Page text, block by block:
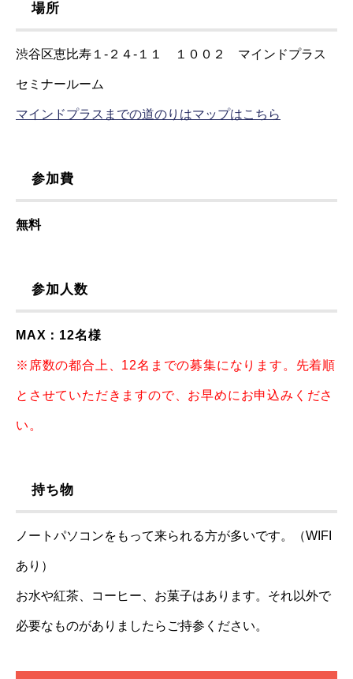
場所
渋谷区恵比寿１-２４-１１ １００２ マインドプラス
セミナールーム
マインドプラスまでの道のりはマップはこちら
参加費
無料
参加人数
MAX：12名様
※席数の都合上、12名までの募集になります。先着順
とさせていただきますので、お早めにお申込みくださ
い。
持ち物
ノートパソコンをもって来られる方が多いです。（WIFI
あり）
お水や紅茶、コーヒー、お菓子はあります。それ以外で
必要なものがありましたらご持参ください。